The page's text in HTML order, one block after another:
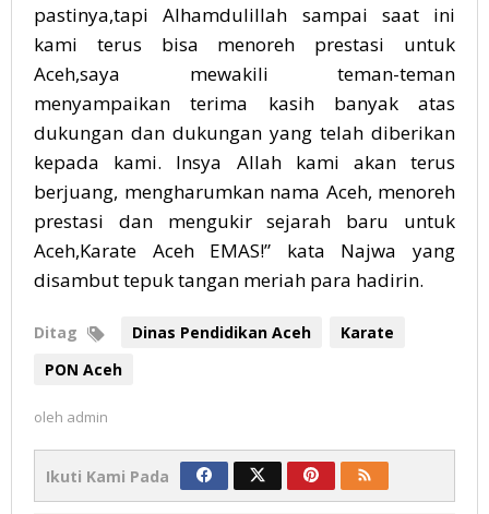
pastinya,tapi Alhamdulillah sampai saat ini
kami terus bisa menoreh prestasi untuk
Aceh,saya mewakili teman-teman
menyampaikan terima kasih banyak atas
dukungan dan dukungan yang telah diberikan
kepada kami. Insya Allah kami akan terus
berjuang, mengharumkan nama Aceh, menoreh
prestasi dan mengukir sejarah baru untuk
Aceh,Karate Aceh EMAS!” kata Najwa yang
disambut tepuk tangan meriah para hadirin.
Ditag Dinas Pendidikan Aceh
Karate
PON Aceh
oleh admin
Ikuti Kami Pada